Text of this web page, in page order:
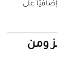
ومن